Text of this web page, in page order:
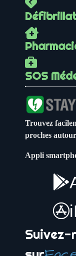
SOS
Trouvez
proches
Appli
Suivez-